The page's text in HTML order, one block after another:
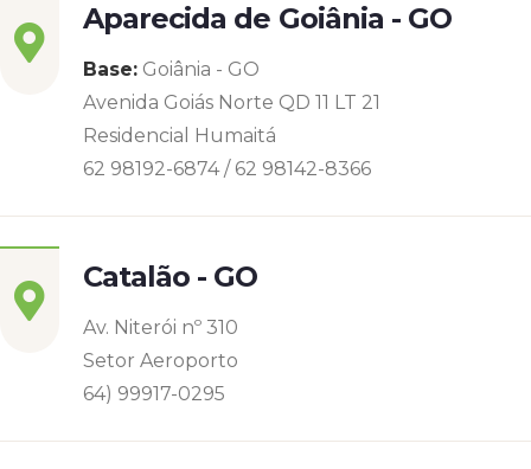
Aparecida de Goiânia - GO
Base: Goiânia - GO
Avenida Goiás Norte QD 11 LT 21
Residencial Humaitá
62 98192-6874 / 62 98142-8366
Catalão - GO
Av. Niterói nº 310
Setor Aeroporto
64) 99917-0295